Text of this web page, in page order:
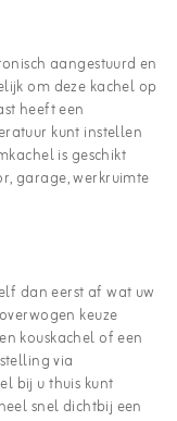
aangestuurd en
om deze kachel op
heeft een
kunt instellen
is geschikt
garage, werkruimte
dan eerst af wat uw
keuze
kouskachel of een
via
bij u thuis kunt
snel dichtbij een